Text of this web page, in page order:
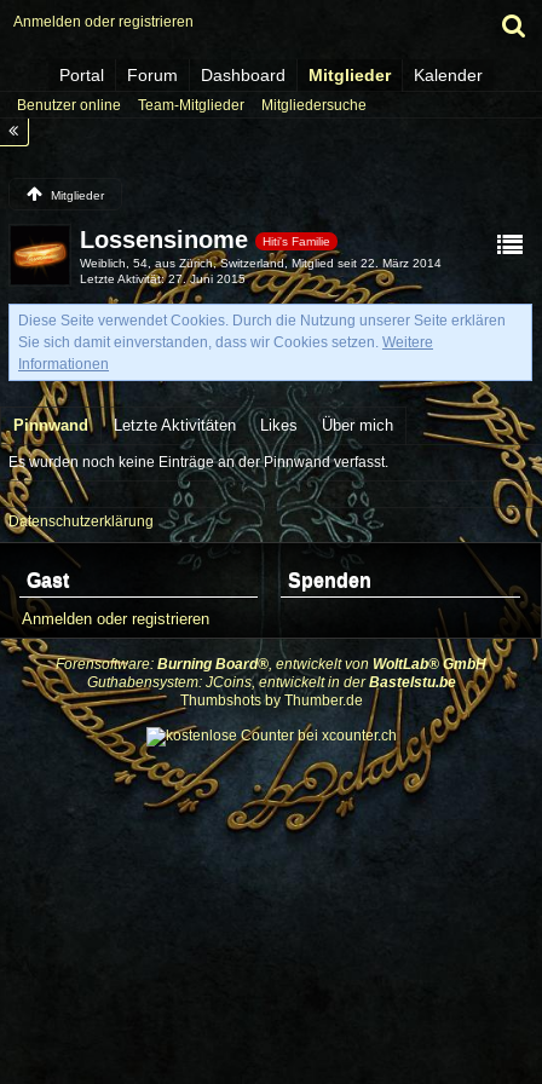
Anmelden oder registrieren
Portal Forum Dashboard Mitglieder Kalender
Benutzer online Team-Mitglieder Mitgliedersuche
Mitglieder
Lossensinome
Hiti's Familie
Weiblich
54 aus Zürich, Switzerland Mitglied seit 22. März 2014
Letzte Aktivität 27. Juni 2015
Diese Seite verwendet Cookies. Durch die Nutzung unserer Seite erklären
Sie sich damit einverstanden, dass wir Cookies setzen. Weitere
Informationen
Pinnwand Letzte Aktivitäten Likes Über mich
Es wurden noch keine Einträge an der Pinnwand verfasst.
Datenschutzerklärung
Gast
Anmelden oder registrieren
Spenden
Forensoftware: Burning Board®, entwickelt von WoltLab® GmbH
Guthabensystem: JCoins, entwickelt in derBastelstu.be
Thumbshots by Thumber.de